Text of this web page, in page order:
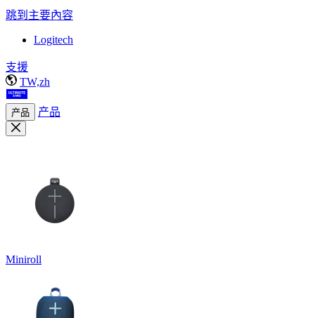
跳到主要內容
Logitech
支援
TW,zh
产品 产品
Miniroll